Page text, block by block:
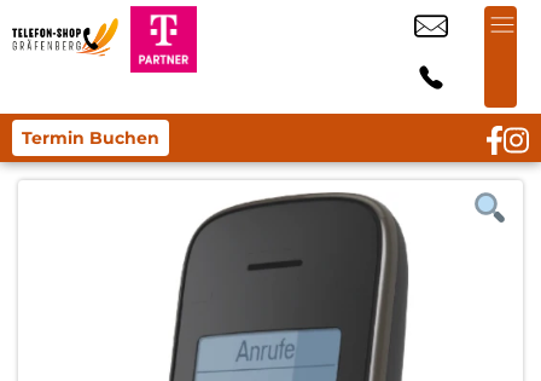
Termin Buchen